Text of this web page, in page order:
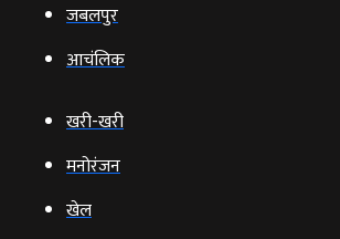
जबलपुर
आचंलिक
खरी-खरी
मनोरंजन
खेल